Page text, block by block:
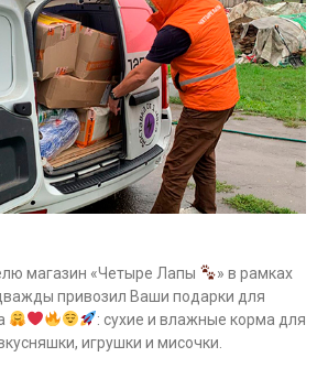
магазин «Четыре Лапы
» в рамках
привозил Ваши подарки для
: сухие и влажные корма для
игрушки и мисочки.